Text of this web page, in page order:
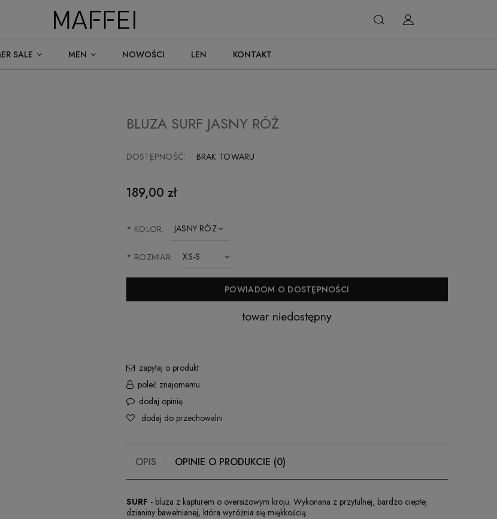
SALE MEN NOWOŚCI LEN KONTAKT
BLUZA SURF JASNY RÓŻ
DOSTĘPNOŚĆ: BRAK TOWARU
189,00 zł
* KOLOR:
* ROZMIAR:
POWIADOM O DOSTĘPNOŚCI
towar niedostępny
zapytaj o produkt
poleć znajomemu
dodaj opinię
dodaj do przechowalni
OPIS OPINIE O PRODUKCIE (0)
SURF - bluza z kapturem o oversizowym kroju. Wykonana z przytulnej, bardzo ciepłej
dzianiny bawełnianej, która wyróżnia się miękkością.